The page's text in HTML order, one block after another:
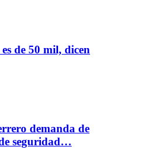
de 50 mil, dicen
demanda de
seguridad…